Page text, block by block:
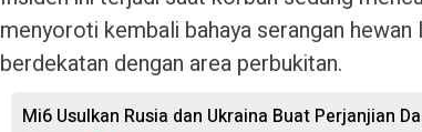
menyoroti kembali bahaya serangan
berdekatan dengan area perbukitan.
Mi6 Usulkan Rusia dan Ukraina Buat Perjanjian